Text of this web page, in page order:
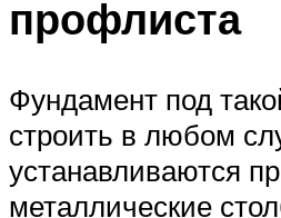
профлиста
Фундамент под
строить в любом
устанавливаются
металлические